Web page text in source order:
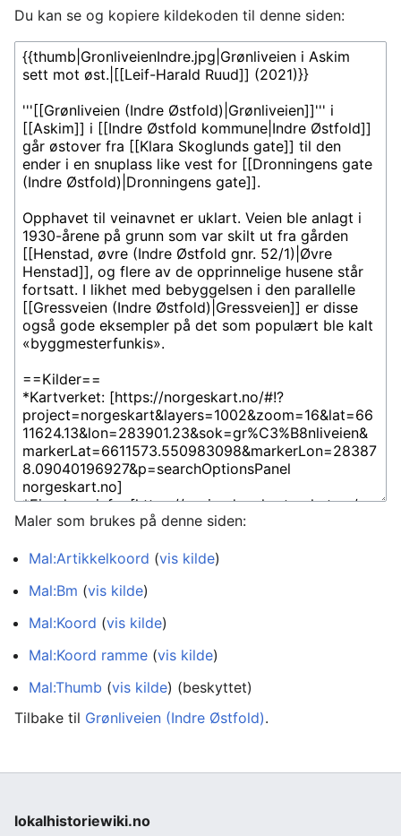
Du kan se og kopiere kildekoden til denne siden:
Maler som brukes på denne siden:
Mal:Artikkelkoord (vis kilde)
Mal:Bm (vis kilde)
Mal:Koord (vis kilde)
Mal:Koord ramme (vis kilde)
Mal:Thumb (vis kilde) (beskyttet)
Tilbake til Grønliveien (Indre Østfold).
lokalhistoriewiki.no